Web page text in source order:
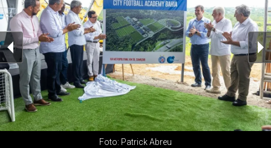
Foto: Patrick Abreu